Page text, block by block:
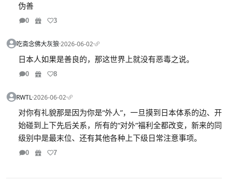
伪善
0 3
吃斋念佛大灰狼·2026-06-02·
日本人如果是善良的，那这世界上就没有恶毒之说。
0 8
RWTL·2026-06-02·
对你有礼貌那是因为你是“外人”，一旦摸到日本体系的边、开
始碰到上下先后关系，所有的“对外”福利全都改变，新来的同
级别中是最末位、还有其他各种上下级日常注意事项。
0 7